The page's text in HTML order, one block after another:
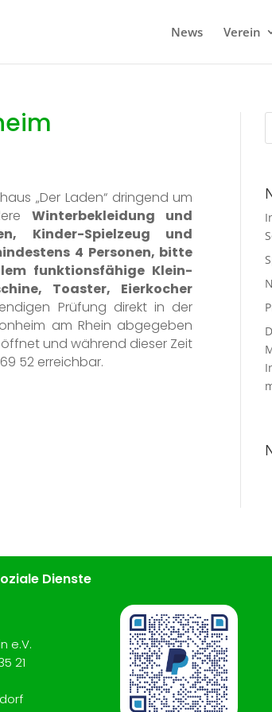
News Verein
„Der Laden“ dringend um
Winterbekleidung und
Kinder-Spielzeug und
4 Personen, bitte
funktionsfähige Klein-
Toaster, Eierkocher
Prüfung direkt in der
am Rhein abgegeben
und während dieser Zeit
52 erreichbar.
Dienste
e.V.
21